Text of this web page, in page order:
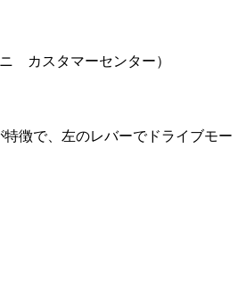
カスタマーセンター）
徴で、左のレバーでドライブモー